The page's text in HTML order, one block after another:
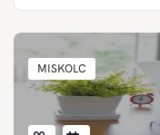
MISKOLC